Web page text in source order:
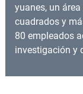
yuanes, un
cuadrados y
80 empleados
investigación y